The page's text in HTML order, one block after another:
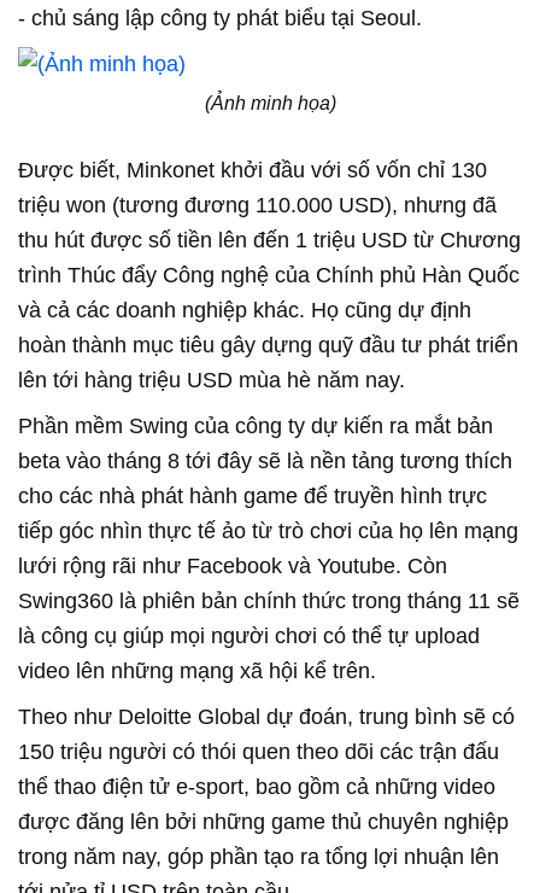
- chủ sáng lập công ty phát biểu tại Seoul.
(Ảnh minh họa)
Được biết, Minkonet khởi đầu với số vốn chỉ 130
triệu won (tương đương 110.000 USD), nhưng đã
thu hút được số tiền lên đến 1 triệu USD từ Chương
trình Thúc đẩy Công nghệ của Chính phủ Hàn Quốc
và cả các doanh nghiệp khác. Họ cũng dự định
hoàn thành mục tiêu gây dựng quỹ đầu tư phát triển
lên tới hàng triệu USD mùa hè năm nay.
Phần mềm Swing của công ty dự kiến ra mắt bản
beta vào tháng 8 tới đây sẽ là nền tảng tương thích
cho các nhà phát hành game để truyền hình trực
tiếp góc nhìn thực tế ảo từ trò chơi của họ lên mạng
lưới rộng rãi như Facebook và Youtube. Còn
Swing360 là phiên bản chính thức trong tháng 11 sẽ
là công cụ giúp mọi người chơi có thể tự upload
video lên những mạng xã hội kể trên.
Theo như Deloitte Global dự đoán, trung bình sẽ có
150 triệu người có thói quen theo dõi các trận đấu
thể thao điện tử e-sport, bao gồm cả những video
được đăng lên bởi những game thủ chuyên nghiệp
trong năm nay, góp phần tạo ra tổng lợi nhuận lên